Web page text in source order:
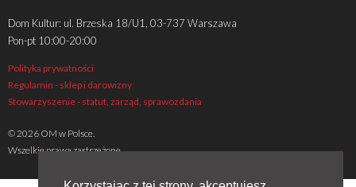
Dom Kultur: ul. Brzeska 18/U1, 03-737 Warszawa
Pon-pt 10:00-20:00
Polityka prywatności
Regulamin - sklep i darowizny
Stowarzyszenie - statut, zarząd, sprawozdania
© 2026 OM w Polsce.
Wszelkie prawa zastrzeżone